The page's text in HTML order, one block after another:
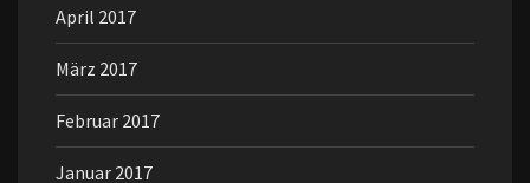
April 2017
März 2017
Februar 2017
Januar 2017